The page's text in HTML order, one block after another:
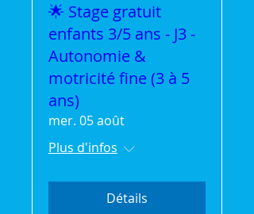
🌟 Stage gratuit
enfants 3/5 ans - J3 -
Autonomie &
motricité fine (3 à 5
ans)
mer. 05 août
Plus d'infos
Détails